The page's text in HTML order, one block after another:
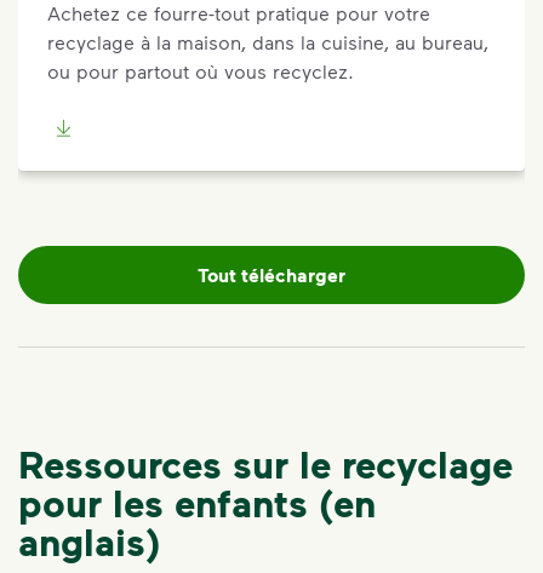
Achetez ce fourre-tout pratique pour votre
recyclage à la maison, dans la cuisine, au bureau,
ou pour partout où vous recyclez.
Tout télécharger
Ressources sur le recyclage
pour les enfants (en
anglais)